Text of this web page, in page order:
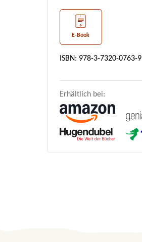
E-Book
ISBN: 978-3-7320-0763-9
Erhältlich bei: